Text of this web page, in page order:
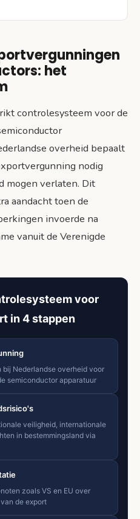
het
controlesysteem voor de
overheid bepaalt
nodig
mogen verlaten. Dit
aandacht toen de
invoerde na
vanuit de Verenigde
voor
in 4 stappen
bij Nederlandse overheid voor
semiconductor apparatuur
veiligheid, internationale
in bestemmingsland via
zoals VS en EU over
de export